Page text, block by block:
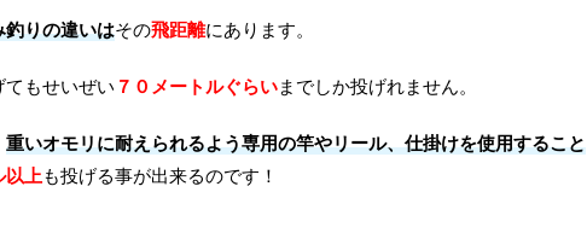
りの違いはその飛距離にあります。
もせいぜい ７０メートルぐらいまでしか投げれません。
重いオモリに耐えられるよう専用の竿やリール、仕掛けを使用すること
以上も投げる事が出来るのです！